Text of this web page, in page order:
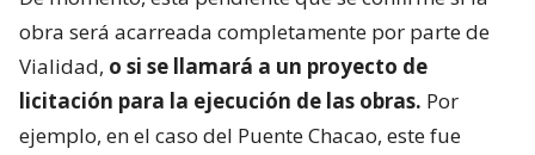
obra será acarreada completamente por parte de
Vialidad, o si se llamará a un proyecto de
licitación para la ejecución de las obras. Por
ejemplo, en el caso del Puente Chacao, este fue